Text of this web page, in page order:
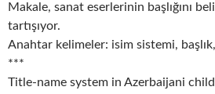
Makale, sanat eserlerinin başlığını
tartışıyor.
Anahtar kelimeler: isim sistemi,
***
Title-name system in Azerbaijani